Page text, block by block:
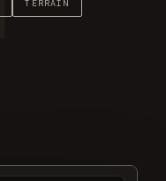
TERRAIN